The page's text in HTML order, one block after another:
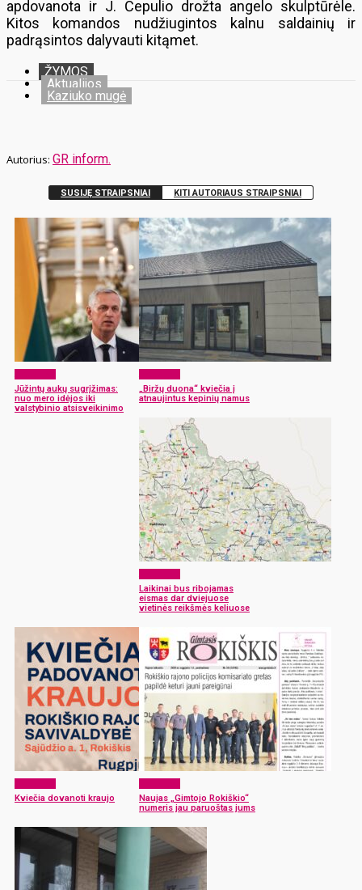
apdovanota ir J. Čepulio drožta angelo skulptūrėle.
Kitos komandos nudžiugintos kalnu saldainių ir
padrąsintos dalyvauti kitąmet.
ŽYMOS
Aktualijos
Kaziuko mugė
GR inform.
SUSIJĘ STRAIPSNIAI KITI AUTORIAUS STRAIPSNIAI
Jūžintų aukų sugrįžimas:
nuo mero idėjos iki
valstybinio atsisveikinimo
„Biržų duona“ kviečia į
atnaujintus kepinių namus
Laikinai bus ribojamas
eismas dar dviejuose
vietinės reikšmės keliuose
Kviečia dovanoti kraujo
Naujas „Gimtojo Rokiškio“
numeris jau paruoštas jums